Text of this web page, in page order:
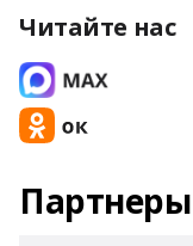
Читайте нас
Партнеры